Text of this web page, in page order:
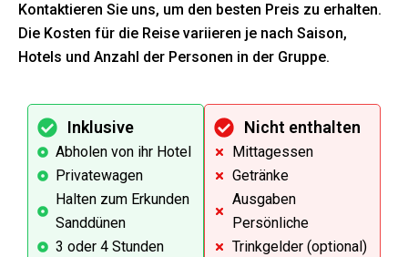
Kontaktieren Sie uns, um den besten Preis zu erhalten.
Die Kosten für die Reise variieren je nach Saison,
Hotels und Anzahl der Personen in der Gruppe.
Inklusive
Abholen von ihr Hotel
Privatewagen
Halten zum Erkunden
Sanddünen
3 oder 4 Stunden
Nicht enthalten
Mittagessen
Getränke
Ausgaben
Persönliche
Trinkgelder (optional)